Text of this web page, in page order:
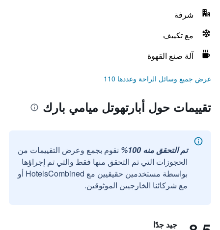
شرفة
مع تكييف
آلة صنع القهوة
عرض جميع وسائل الراحة وعددها 110
تقييمات حول أبارتهوتل ميامي بارك
تم التحقق منه 100%
نقوم بجمع وعرض التقييمات من
الحجوزات التي تم التحقق منها فقط والتي تم إجراؤها
بواسطة مستخدمين حقيقيين مع HotelsCombined أو
مع شركائنا الخارجيين الموثوقين.
جيد جدًا